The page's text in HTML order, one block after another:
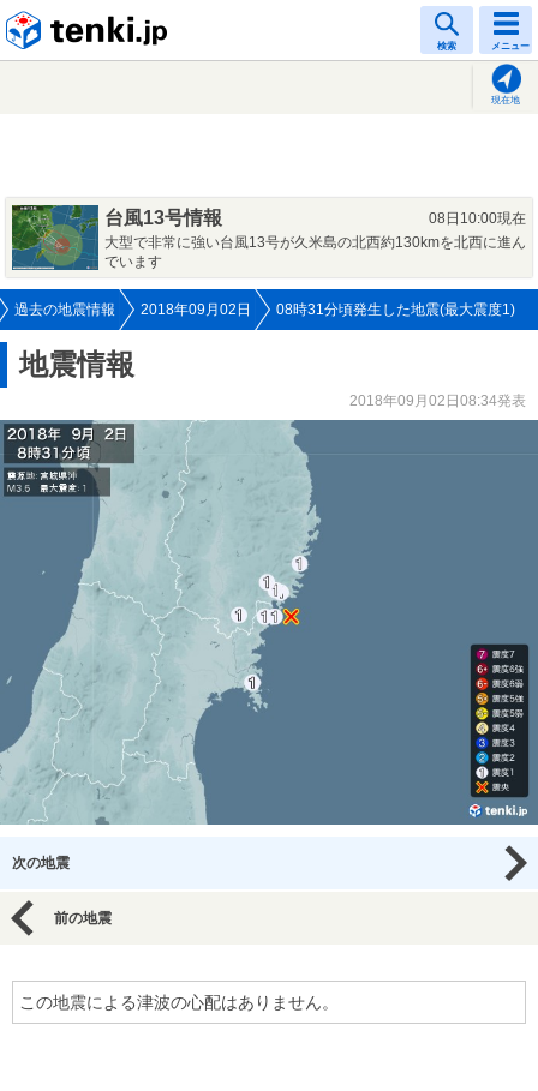
検索 メニュー
現在地
台風13号情報
08日10:00現在
大型で非常に強い台風13号が久米島の北西約130kmを北西に進ん
でいます
過去の地震情報 2018年09月02日 08時31分頃発生した地震(最大震度1)
地震情報
2018年09月02日08:34発表
次の地震
前の地震
この地震による津波の心配はありません。